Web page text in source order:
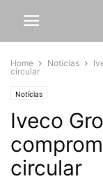
Home Notícias
circular
Notícias
Iveco
circular